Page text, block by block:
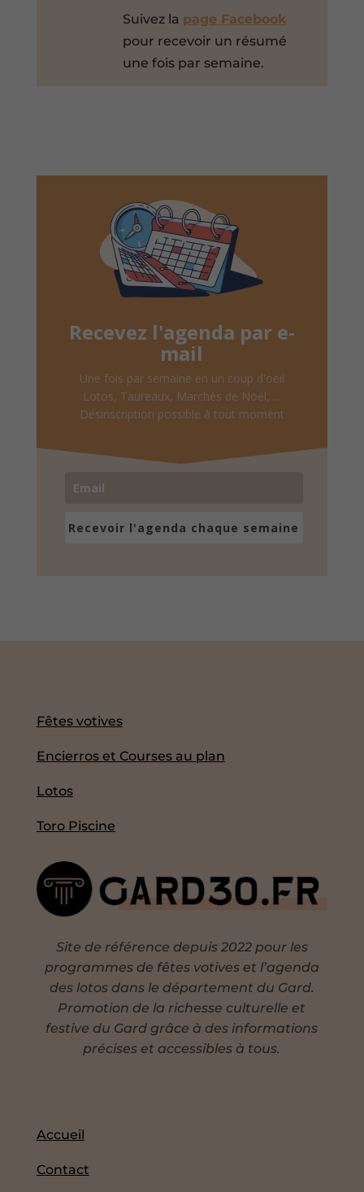
Suivez la page Facebook
pour recevoir un résumé
une fois par semaine.
Recevez l'agenda par e-
mail
Une fois par semaine en un coup d'oeil
Lotos, Taureaux, Marchés de Noël, ...
Désinscription possible à tout moment
Recevoir l'agenda chaque semaine
Fêtes votives
Encierros et Courses au plan
Lotos
Toro Piscine
Site de référence depuis 2022 pour les
programmes de fêtes votives et l’agenda
des lotos dans le département du Gard.
Promotion de la richesse culturelle et
festive du Gard grâce à des informations
précises et accessibles à tous.
Accueil
Contact